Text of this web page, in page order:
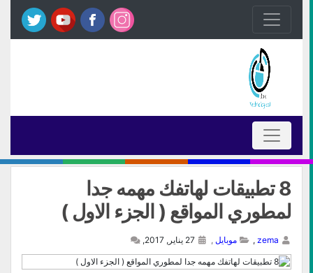
8 تطبيقات لهاتفك مهمه جدا
لمطوري المواقع ( الجزء الاول )
zema
, موبايل ,